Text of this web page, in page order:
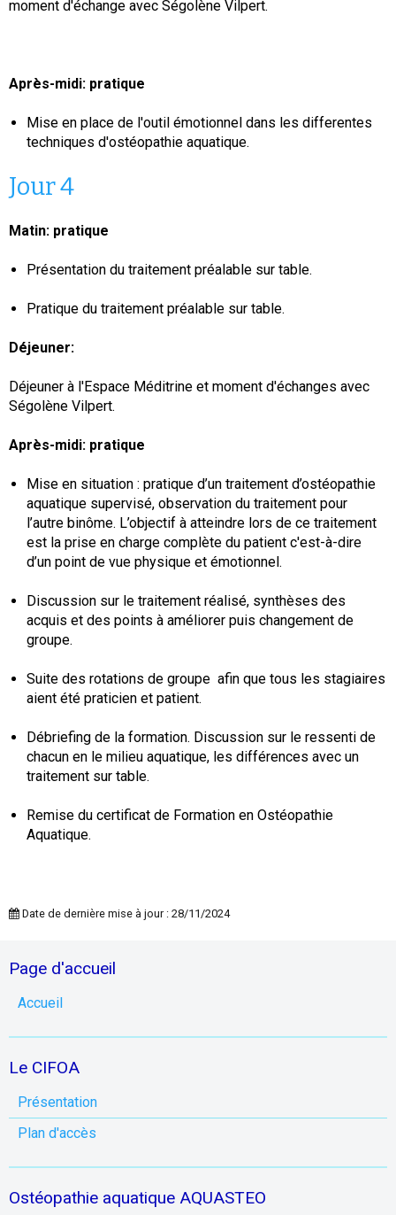
moment d'échange avec Ségolène Vilpert.
Après-midi: pratique
Mise en place de l'outil émotionnel dans les differentes
techniques d'ostéopathie aquatique.
Jour 4
Matin: pratique
Présentation du traitement préalable sur table.
Pratique du traitement préalable sur table.
Déjeuner:
Déjeuner à l'Espace Méditrine et moment d'échanges avec
Ségolène Vilpert.
Après-midi: pratique
Mise en situation : pratique d’un traitement d’ostéopathie
aquatique supervisé, observation du traitement pour
l’autre binôme. L’objectif à atteindre lors de ce traitement
est la prise en charge complète du patient c'est-à-dire
d’un point de vue physique et émotionnel.
Discussion sur le traitement réalisé, synthèses des
acquis et des points à améliorer puis changement de
groupe.
Suite des rotations de groupe afin que tous les stagiaires
aient été praticien et patient.
Débriefing de la formation. Discussion sur le ressenti de
chacun en le milieu aquatique, les différences avec un
traitement sur table.
Remise du certificat de Formation en Ostéopathie
Aquatique.
Date de dernière mise à jour : 28/11/2024
Page d'accueil
Accueil
Le CIFOA
Présentation
Plan d'accès
Ostéopathie aquatique AQUASTEO